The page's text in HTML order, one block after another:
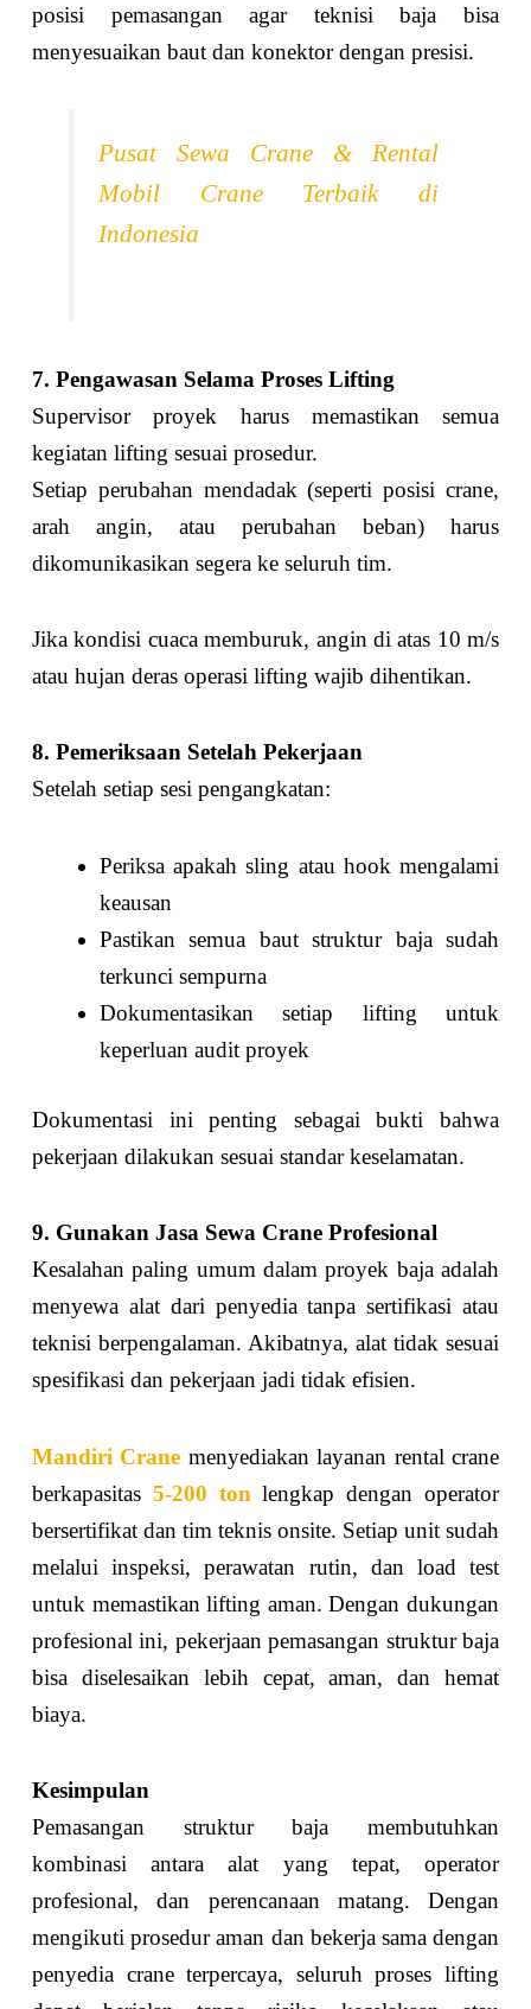
posisi pemasangan agar teknisi baja bisa
menyesuaikan baut dan konektor dengan presisi.
Pusat Sewa Crane & Rental
Mobil Crane Terbaik di
Indonesia
7. Pengawasan Selama Proses Lifting
Supervisor proyek harus memastikan semua
kegiatan lifting sesuai prosedur.
Setiap perubahan mendadak (seperti posisi crane,
arah angin, atau perubahan beban) harus
dikomunikasikan segera ke seluruh tim.
Jika kondisi cuaca memburuk, angin di atas 10 m/s
atau hujan deras operasi lifting wajib dihentikan.
8. Pemeriksaan Setelah Pekerjaan
Setelah setiap sesi pengangkatan:
Periksa apakah sling atau hook mengalami
keausan
Pastikan semua baut struktur baja sudah
terkunci sempurna
Dokumentasikan setiap lifting untuk
keperluan audit proyek
Dokumentasi ini penting sebagai bukti bahwa
pekerjaan dilakukan sesuai standar keselamatan.
9. Gunakan Jasa Sewa Crane Profesional
Kesalahan paling umum dalam proyek baja adalah
menyewa alat dari penyedia tanpa sertifikasi atau
teknisi berpengalaman. Akibatnya, alat tidak sesuai
spesifikasi dan pekerjaan jadi tidak efisien.
Mandiri Crane menyediakan layanan rental crane
berkapasitas 5-200 ton lengkap dengan operator
bersertifikat dan tim teknis onsite. Setiap unit sudah
melalui inspeksi, perawatan rutin, dan load test
untuk memastikan lifting aman. Dengan dukungan
profesional ini, pekerjaan pemasangan struktur baja
bisa diselesaikan lebih cepat, aman, dan hemat
biaya.
Kesimpulan
Pemasangan struktur baja membutuhkan
kombinasi antara alat yang tepat, operator
profesional, dan perencanaan matang. Dengan
mengikuti prosedur aman dan bekerja sama dengan
penyedia crane terpercaya, seluruh proses lifting